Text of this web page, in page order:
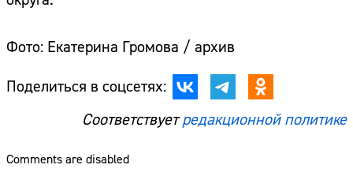
Фото: Екатерина Громова / архив
Поделиться в соцсетях:
Соответствуетредакционной политике
Comments are disabled